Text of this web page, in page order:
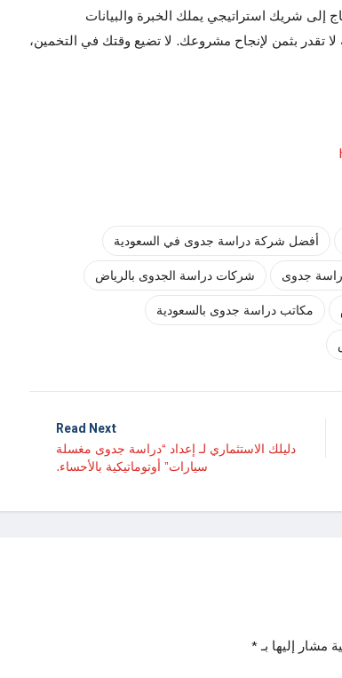
إلى شريك استراتيجي يملك الخبرة والبيانات
تقدر بثمن لإنجاح مشروعك. لا تضيع وقتك في التخمين،
أفضل شركة دراسة جدوى في السعودية
جدوى شركات دراسة الجدوى بالرياض
مكاتب دراسة جدوى بالسعودية
Read Next
دليلك الاستثماري لـ إعداد “دراسة جدوى مغسلة
سيارات” أوتوماتيكية بالأحساء.
مشار إليها بـ *